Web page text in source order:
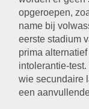
opgeroepen,
name bij
eerste stadium
prima
intolerantie-
wie secundaire
een